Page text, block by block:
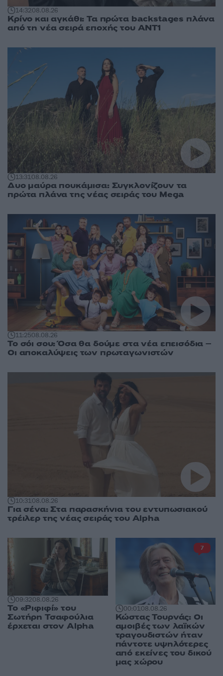
14:3208.08.26
Κρίνο και αγκάθι: Τα πρώτα backstages πλάνα
από τη νέα σειρά εποχής του ΑΝΤ1
13:3108.08.26
Δυο μαύρα πουκάμισα: Συγκλονίζουν τα
πρώτα πλάνα της νέας σειράς του Mega
11:2508.08.26
Το σόι σου: Όσα θα δούμε στα νέα επεισόδια –
Οι αποκαλύψεις των πρωταγωνιστών
10:3108.08.26
Για σένα: Στα παρασκήνια του εντυπωσιακού
τρέιλερ της νέας σειράς του Alpha
09:3208.08.26
Το «Ριφιφί» του
Σωτήρη Τσαφούλια
έρχεται στον Alpha
00:0108.08.26
Κώστας Τουρνάς: Οι
αμοιβές των λαϊκών
τραγουδιστών ήταν
πάντοτε υψηλότερες
από εκείνες του δικού
μας χώρου
7